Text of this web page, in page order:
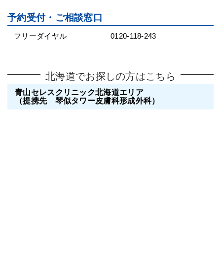
予約受付・ご相談窓口
フリーダイヤル 0120-118-243
北海道でお探しの方はこちら
青山セレスクリニック北海道エリア
（提携先 琴似タワー皮膚科形成外科）